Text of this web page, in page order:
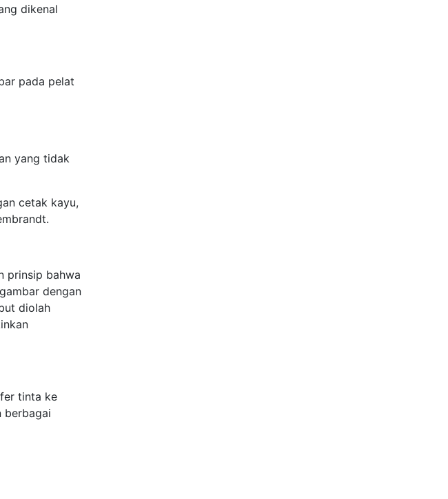
dikenal
pada pelat
yang tidak
cetak kayu,
prinsip bahwa
dengan
diolah
tinta ke
berbagai